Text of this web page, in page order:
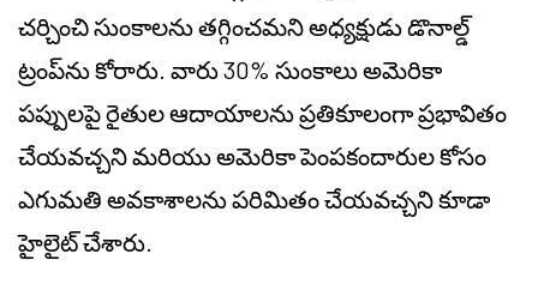
చర్చించి సుంకాలను తగ్గించమని అధ్యక్షుడు డొనాల్డ్
ట్రంప్‌ను కోరారు. వారు 30% సుంకాలు అమెరికా
పప్పులపై రైతుల ఆదాయాలను ప్రతికూలంగా ప్రభావితం
చేయవచ్చని మరియు అమెరికా పెంపకందారుల కోసం
ఎగుమతి అవకాశాలను పరిమితం చేయవచ్చని కూడా
హైలైట్ చేశారు.